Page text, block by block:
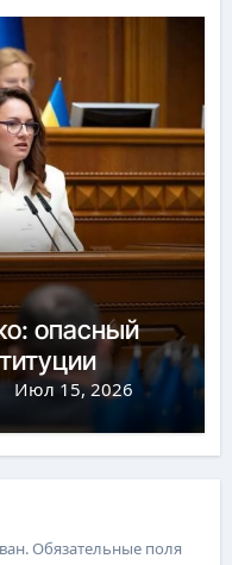
опасный
Июл 15, 2026
Обязательные поля